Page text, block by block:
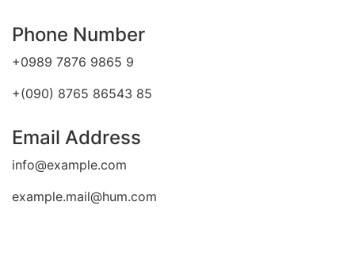
Phone Number
+0989 7876 9865 9
+(090) 8765 86543 85
Email Address
info@example.com
example.mail@hum.com